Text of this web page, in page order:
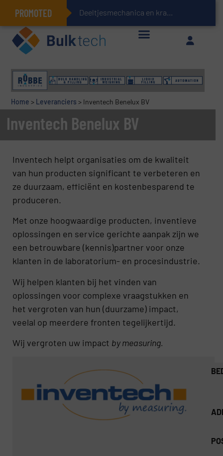
PROMOTED Deeltjesmechanica en krachtnetwerken in stortgoederen
Geïntegreerde doserings- en weegsystemen: Efficiëntie, kwaliteit en duurzaamheid in één oogopslag
Home > Leveranciers > Inventech Benelux BV
Inventech Benelux BV
Inventech helpt organisaties om de kwaliteit
van hun producten significant te verbeteren en
ze duurzaam, efficiënt en kostenbesparend te
produceren.
Met onze hoogwaardige producten, inventieve
oplossingen en service gerichte aanpak zijn we
een betrouwbare (kennis)partner voor onze
klanten in de laboratorium- en procesindustrie.
Wij helpen klanten bij het vinden van
oplossingen voor complexe vraagstukken en
het vergroten van hun (duurzame) impact,
veelal op meerdere fronten tegelijkertijd.
Wij vergroten uw impact by measuring.